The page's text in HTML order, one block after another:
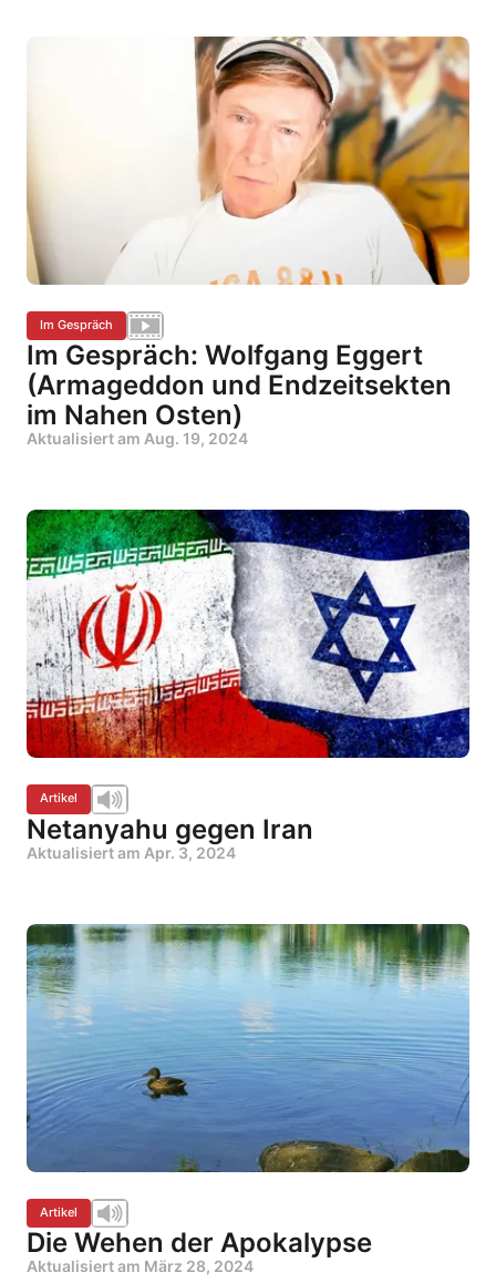
Im Gespräch
Im Gespräch: Wolfgang Eggert
(Armageddon und Endzeitsekten
im Nahen Osten)
Aktualisiert am Aug. 19, 2024
Artikel
Netanyahu gegen Iran
Aktualisiert am Apr. 3, 2024
Artikel
Die Wehen der Apokalypse
Aktualisiert am März 28, 2024